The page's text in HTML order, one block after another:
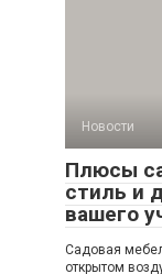
Новости
Плюсы
стиль и
вашего
Садовая
открытом